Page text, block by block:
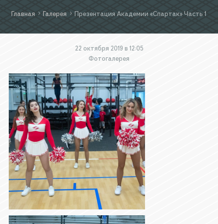
МАГАЗИН
Главная Галерея Презентация Академии «Спартак» Часть 1
22 октября 2019 в 12:05
Фотогалерея